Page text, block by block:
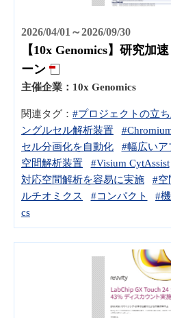
2026/04/01～2026/09/30
【10x Genomics】研究加
ーン
主催企業： 10x Genomics
関連タグ： #プロジェクトの立
ングルセル解析装置
セル分画化を自動化
#幅広いア
空間解析装置
#Visium CytAssist
対応空間解析を容易に実施
#空
ルチオミクス
#コンパクト #
cs